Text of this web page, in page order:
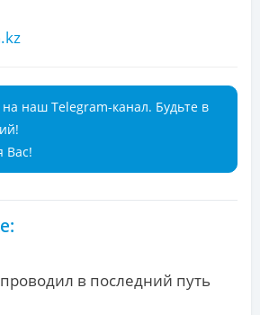
наш Telegram-канал. Будьте в
Вас!
в последний путь